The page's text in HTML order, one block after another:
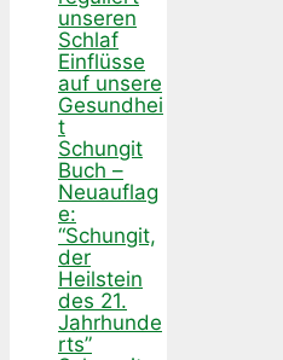
unseren
Schlaf
Einflüsse
auf unsere
Gesundhei
t
Schungit
Buch –
Neuauflag
e:
“Schungit,
der
Heilstein
des 21.
Jahrhunde
rts”